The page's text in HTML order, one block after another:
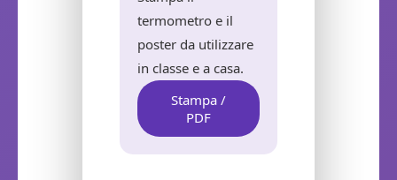
termometro e il
poster da utilizzare
in classe e a casa.
Stampa /
PDF